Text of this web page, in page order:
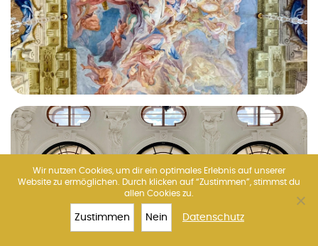
RIESENRAD
Wir nutzen Cookies, um dir ein optimales Erlebnis auf unserer
Website zu ermöglichen. Durch klicken auf “Zustimmen”, stimmst du
allen Cookies zu.
Zustimmen Nein Datenschutz